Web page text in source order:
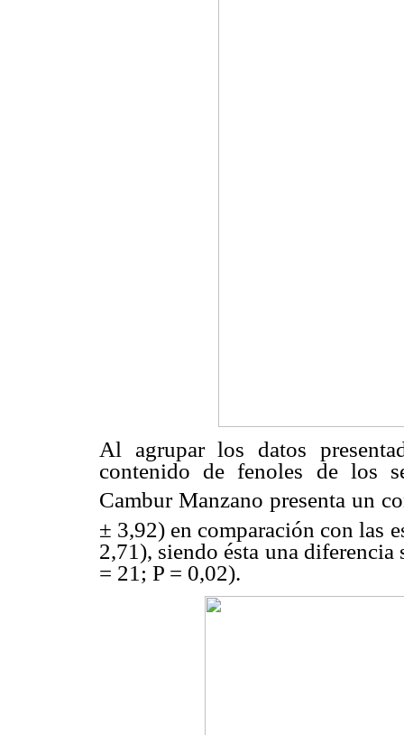
Al agrupar los datos
contenido de fenoles de los
Cambur Manzano presenta
± 3,92) en comparación con las
2,71), siendo ésta una
= 21; P = 0,02).